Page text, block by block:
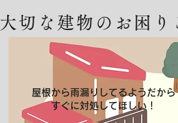
大切な建物のお困り
屋根から雨漏りしてるようだから
すぐに対処してほしい！